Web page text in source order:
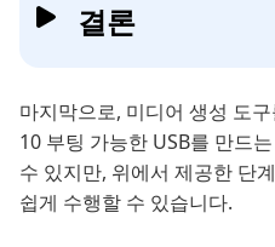
결론
마지막으로, 미디어 생성 도
10 부팅 가능한 USB를 만드
수 있지만, 위에서 제공한 단
쉽게 수행할 수 있습니다.